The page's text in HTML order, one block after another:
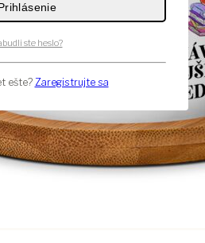
ste heslo?
ešte?Zaregistrujte sa